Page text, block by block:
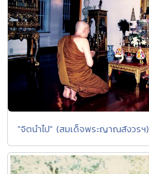
"จิตนำไป" (สมเด็จพระญาณสังวรฯ)